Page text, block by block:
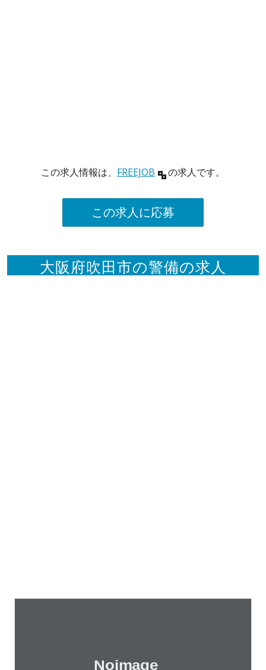
この求人情報は、 FREEJOB の求人です。
この求人に応募
大阪府吹田市の警備の求人